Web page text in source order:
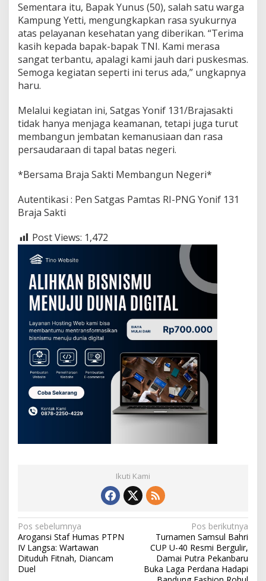
K
e
s
u
i
t
M
s
y
a
a
t
b
a
s
a
n
P
a
Sementara itu, Bapak Yunus (50), salah satu warga
Kampung Yetti, mengungkapkan rasa syukurnya
atas pelayanan kesehatan yang diberikan. “Terima
kasih kepada bapak-bapak TNI. Kami merasa
sangat terbantu, apalagi kami jauh dari puskesmas.
Semoga kegiatan seperti ini terus ada,” ungkapnya
haru.
Melalui kegiatan ini, Satgas Yonif 131/Brajasakti
tidak hanya menjaga keamanan, tetapi juga turut
membangun jembatan kemanusiaan dan rasa
persaudaraan di tapal batas negeri.
*Bersama Braja Sakti Membangun Negeri*
Autentikasi : Pen Satgas Pamtas RI-PNG Yonif 131
Braja Sakti
Post Views: 1,472
Ikuti Kami
N
a
v
Pos sebelumnya
Arogansi Staf Humas PTPN
IV Langsa: Wartawan
Dituduh Fitnah, Diancam
Duel
Pos berikutnya
Turnamen Samsul Bahri
CUP U-40 Resmi Bergulir,
Damai Putra Pekanbaru
Buka Laga Perdana Hadapi